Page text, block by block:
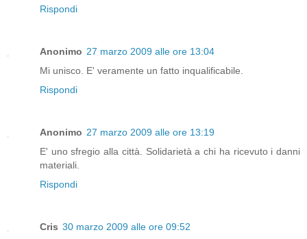
Rispondi
Anonimo 27 marzo 2009 alle ore 13:04
Mi unisco. E' veramente un fatto inqualificabile.
Rispondi
Anonimo 27 marzo 2009 alle ore 13:19
E' uno sfregio alla città. Solidarietà a chi ha ricevuto i danni
materiali.
Rispondi
Cris 30 marzo 2009 alle ore 09:52